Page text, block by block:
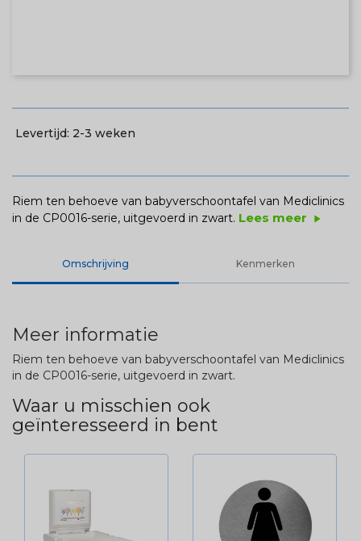
Levertijd: 2-3 weken
Riem ten behoeve van babyverschoontafel van Mediclinics
in de CP0016-serie, uitgevoerd in zwart. Lees meer play_arrow
Omschrijving Kenmerken
Meer informatie
Riem ten behoeve van babyverschoontafel van Mediclinics
in de CP0016-serie, uitgevoerd in zwart.
Waar u misschien ook
geïnteresseerd in bent